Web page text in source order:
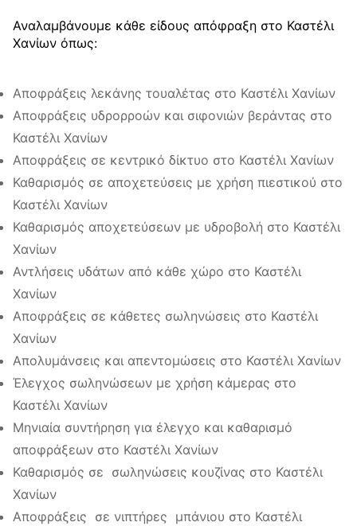
Αναλαμβάνουμε κάθε είδους απόφραξη στο Καστέλι
Χανίων όπως:
Αποφράξεις λεκάνης τουαλέτας στο Καστέλι Χανίων
Αποφράξεις υδρορροών και σιφονιών βεράντας στο
Καστέλι Χανίων
Αποφράξεις σε κεντρικό δίκτυο στο Καστέλι Χανίων
Καθαρισμός σε αποχετεύσεις με χρήση πιεστικού στο
Καστέλι Χανίων
Καθαρισμός αποχετεύσεων με υδροβολή στο Καστέλι
Χανίων
Αντλήσεις υδάτων από κάθε χώρο στο Καστέλι
Χανίων
Αποφράξεις σε κάθετες σωληνώσεις στο Καστέλι
Χανίων
Απολυμάνσεις και απεντομώσεις στο Καστέλι Χανίων
Έλεγχος σωληνώσεων με χρήση κάμερας στο
Καστέλι Χανίων
Μηνιαία συντήρηση για έλεγχο και καθαρισμό
αποφράξεων στο Καστέλι Χανίων
Καθαρισμός σε σωληνώσεις κουζίνας στο Καστέλι
Χανίων
Αποφράξεις σε νιπτήρες μπάνιου στο Καστέλι